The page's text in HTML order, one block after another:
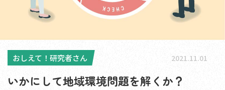
おしえて！研究者さん 2021.11.01
いかにして地域環境問題を解くか？